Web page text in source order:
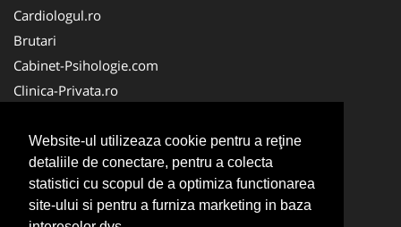
Website-ul utilizeaza cookie pentru a reţine
detaliile de conectare, pentru a colecta
statistici cu scopul de a optimiza functionarea
site-ului si pentru a furniza marketing in baza
Cardiologul.ro
Brutari
Cabinet-Psihologie.com
Clinica-Privata.ro
Cabinet-Individual.ro
CentruInchirieri.ro
Echipamente Romania
MedicAcupunctura.ro